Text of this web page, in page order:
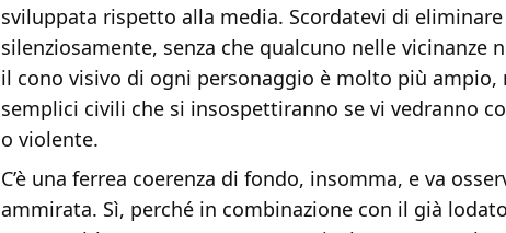
sviluppata rispetto alla media. Scordatevi di
silenziosamente, senza che qualcuno nelle vicinanze
il cono visivo di ogni personaggio è molto più ampio,
semplici civili che si insospettiranno se vi vedranno
o violente.
C’è una ferrea coerenza di fondo, insomma, e va
ammirata. Sì, perché in combinazione con il già